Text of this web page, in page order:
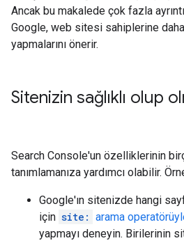
Ancak bu makalede çok fazla
Google, web sitesi sahiplerine daha
yapmalarını önerir.
Sitenizin sağlıklı olup
Search Console'un özelliklerinin
tanımlamanıza yardımcı olabilir.
Google'ın sitenizde hangi
için site: arama
yapmayı deneyin. Birilerinin